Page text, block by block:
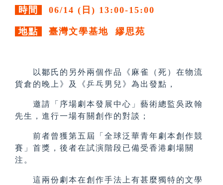
時間 06/14 (日) 13:00-15:00
地點 臺灣文學基地 繆思苑
以鄒氏的另外兩個作品《麻雀（死）在物流
貨倉的晚上》及《乒乓男兒》為出發點，
邀請「序場劇本發展中心」藝術總監吳政翰
先生，進行一場有關創作的對談；
前者曾獲第五屆「全球泛華青年劇本創作競
賽」首獎， 後者在試演階段已備受香港劇場關
注。
這兩份劇本在創作手法上有甚麼獨特的文學